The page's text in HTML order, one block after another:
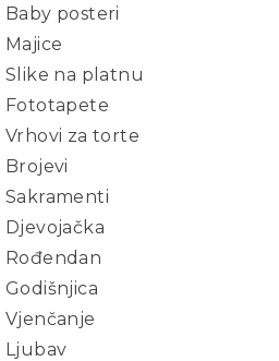
Baby posteri
Majice
Slike na platnu
Fototapete
Vrhovi za torte
Brojevi
Sakramenti
Djevojačka
Rođendan
Godišnjica
Vjenčanje
Ljubav